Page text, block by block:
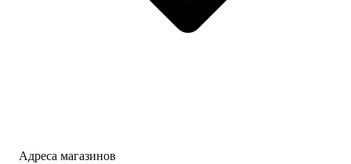
Адреса магазинов